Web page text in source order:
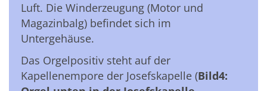
Luft. Die Winderzeugung (Motor und
Magazinbalg) befindet sich im
Untergehäuse.
Das Orgelpositiv steht auf der
Kapellenempore der Josefskapelle (Bild4: